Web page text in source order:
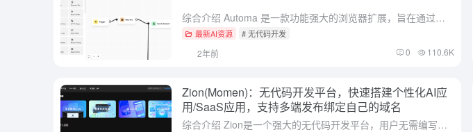
综合介绍 Automa 是一款功能强大的浏览器扩展，旨在通过自动化操作简化用户在浏览器中的重复任务。无论是自动填表、截图、数据抓取，还是执行复杂的工作流，Automa 都能轻松应对。用户可以通过连接不...
最新AI资源 # 无代码开发
2年前 0 110.6K
Zion(Momen)：无代码开发平台，快速搭建个性化AI应
用/SaaS应用，支持多端发布绑定自己的域名
综合介绍 Zion是一个强大的无代码开发平台，用户无需编写代码即可快速搭建网站、微信小程序等应用。平台提供全程可视化操作，从应用开发、部署上线到增长运维，极大降低了开发门槛。Zion广泛覆盖业务场景...